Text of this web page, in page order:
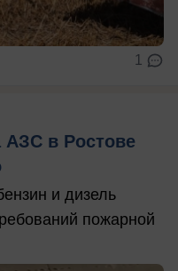
1
в Ростове
и дизель
пожарной